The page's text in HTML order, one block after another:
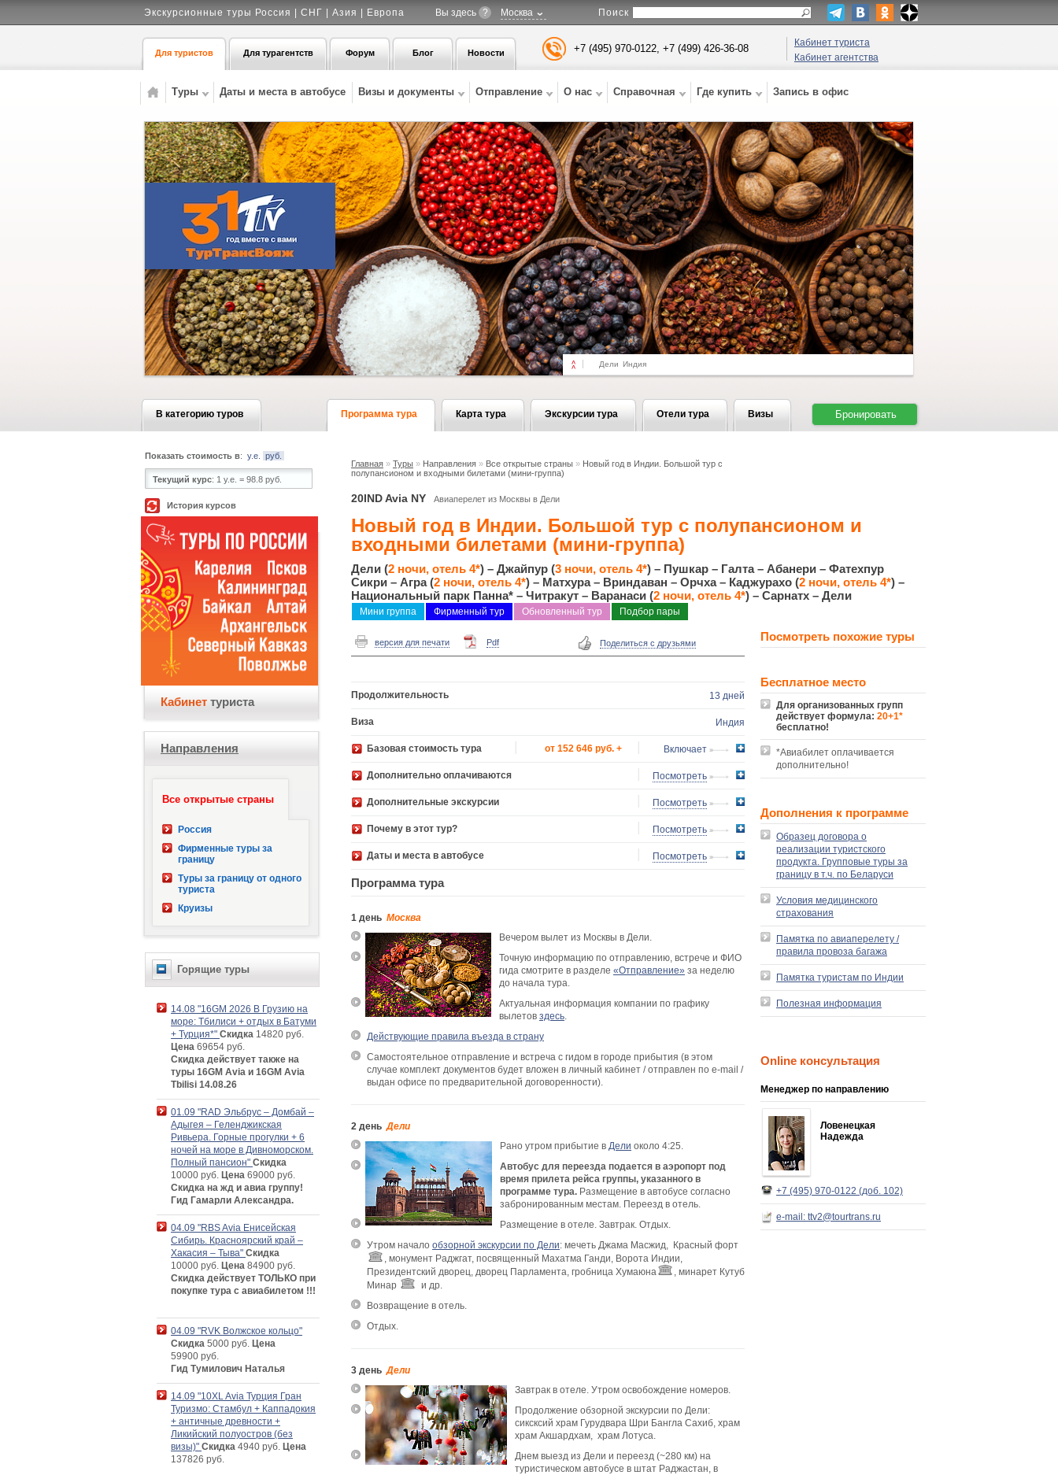
Экскурсионные туры Россия | СНГ | Азия | Европа Вы здесь ? Москва Поиск
Для туристов Для турагентств Форум Блог Новости
Кабинет туриста
Кабинет агентства
+7 (495) 970-0122, +7 (499) 426-36-08
Туры Даты и места в автобусе Визы и документы Отправление О нас Справочная Где купить Запись в офис
Дели Индия
В категорию туров Программа тура Карта тура Экскурсии тура Отели тура Визы Бронировать
Главная » Туры » Направления » Все открытые страны » Новый год в Индии. Большой тур с
полупансионом и входными билетами (мини-группа)
20IND Avia NY Авиаперелет из Москвы в Дели
Новый год в Индии. Большой тур с полупансионом и
входными билетами (мини-группа)
Дели (2 ночи, отель 4*) – Джайпур (3 ночи, отель 4*) – Пушкар – Галта – Абанери – Фатехпур
Сикри – Агра (2 ночи, отель 4*) – Матхура – Вриндаван – Орчха – Каджурахо (2 ночи, отель 4*) –
Национальный парк Панна* – Читракут – Варанаси (2 ночи, отель 4*) – Сарнатх – Дели
Мини группа Фирменный тур Обновленный тур Подбор пары
версия для печати Pdf Поделиться с друзьями
Продолжительность 13 дней
Виза Индия
Базовая стоимость тура от 152 646 руб. + Включает
Дополнительно оплачиваются Посмотреть
Дополнительные экскурсии Посмотреть
Почему в этот тур? Посмотреть
Даты и места в автобусе Посмотреть
Программа тура
1 день Москва
Вечером вылет из Москвы в Дели.
Точную информацию по отправлению, встрече и ФИО
гида смотрите в разделе «Отправление» за неделю
до начала тура.
Актуальная информация компании по графику
вылетов здесь.
Действующие правила въезда в страну
Самостоятельное отправление и встреча с гидом в городе прибытия (в этом
случае комплект документов будет вложен в личный кабинет / отправлен по e-mail /
выдан офисе по предварительной договоренности).
2 день Дели
Рано утром прибытие в Дели около 4:25.
Автобус для переезда подается в аэропорт под
время прилета рейса группы, указанного в
программе тура. Размещение в автобусе согласно
забронированным местам. Переезд в отель.
Размещение в отеле. Завтрак. Отдых.
Утром начало обзорной экскурсии по Дели: мечеть Джама Масжид, Красный форт
, монумент Раджгат, посвященный Махатма Ганди, Ворота Индии,
Президентский дворец, дворец Парламента, гробница Хумаюна
, минарет Кутуб
Минар
и др.
Возвращение в отель.
Отдых.
3 день Дели
Завтрак в отеле. Утром освобождение номеров.
Продолжение обзорной экскурсии по Дели:
сиксксий храм Гурудвара Шри Бангла Сахиб, храм
храм Акшардхам, храм Лотуса.
Днем выезд из Дели и переезд (~280 км) на
туристическом автобусе в штат Раджастан, в
Посмотреть похожие туры
Бесплатное место
Для организованных групп
действует формула: 20+1*
бесплатно!
*Авиабилет оплачивается
дополнительно!
Дополнения к программе
Образец договора о
реализации туристского
продукта. Групповые туры за
границу в т.ч. по Беларуси
Условия медицинского
страхования
Памятка по авиаперелету /
правила провоза багажа
Памятка туристам по Индии
Полезная информация
Online консультация
Менеджер по направлению
Ловенецкая
Надежда
+7 (495) 970-0122 (доб. 102)
e-mail: ttv2@tourtrans.ru
Показать стоимость в: у.е. руб.
Текущий курс: 1 у.е. = 98.8 руб.
История курсов
Кабинет туриста
Направления
Все открытые страны
Россия
Фирменные туры за
границу
Туры за границу от одного
туриста
Круизы
Горящие туры
14.08 "16GM 2026 В Грузию на
море: Тбилиси + отдых в Батуми
+ Турция*" Скидка 14820 руб.
Цена 69654 руб.
Скидка действует также на
туры 16GM Avia и 16GM Avia
Tbilisi 14.08.26
01.09 "RAD Эльбрус – Домбай –
Адыгея – Геленджикская
Ривьера. Горные прогулки + 6
ночей на море в Дивноморском.
Полный пансион" Скидка
10000 руб. Цена 69000 руб.
Скидка на жд и авиа группу!
Гид Гамарли Александра.
04.09 "RBS Avia Енисейская
Сибирь. Красноярский край –
Хакасия – Тыва" Скидка
10000 руб. Цена 84900 руб.
Скидка действует ТОЛЬКО при
покупке тура с авиабилетом !!!
04.09 "RVK Волжское кольцо"
Скидка 5000 руб. Цена
59900 руб.
Гид Тумилович Наталья
14.09 "10XL Avia Турция Гран
Туризмо: Стамбул + Каппадокия
+ античные древности +
Ликийский полуостров (без
визы)" Скидка 4940 руб. Цена
137826 руб.